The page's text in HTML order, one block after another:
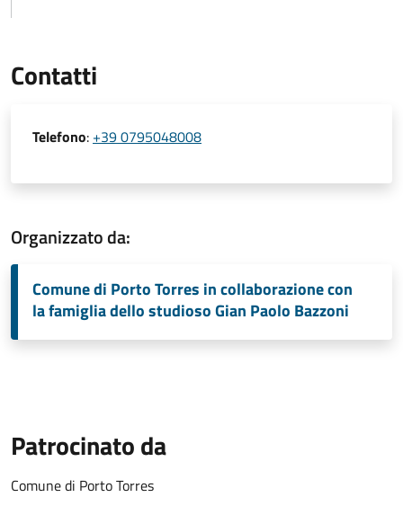
Contatti
Telefono: +39 0795048008
Organizzato da:
Comune di Porto Torres in collaborazione con
la famiglia dello studioso Gian Paolo Bazzoni
Patrocinato da
Comune di Porto Torres